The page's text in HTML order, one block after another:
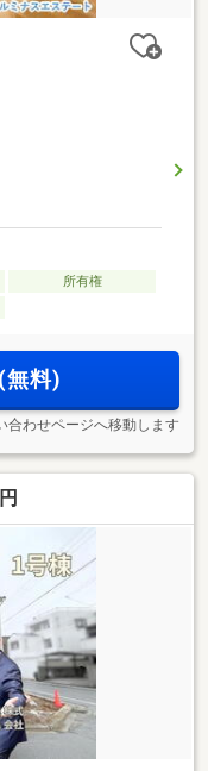
所有権
無料)
合わせページへ移動します